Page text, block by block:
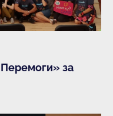
Перемоги» за